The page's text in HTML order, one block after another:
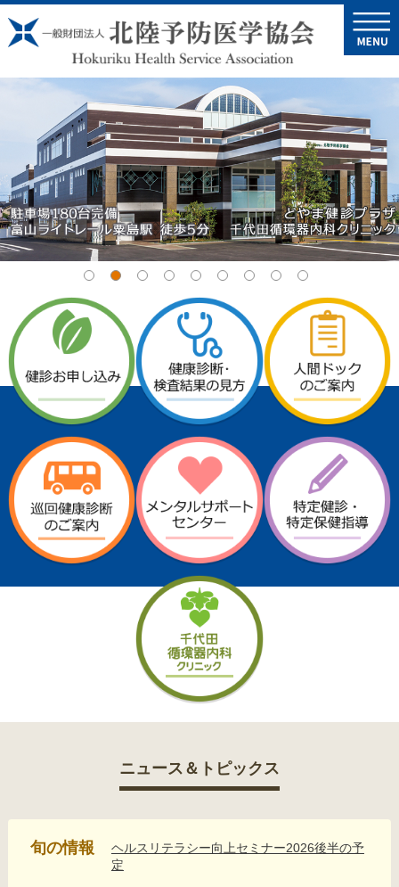
ニュース＆トピックス
旬の情報
ヘルスリテラシー向上セミナー2026後半の予
定